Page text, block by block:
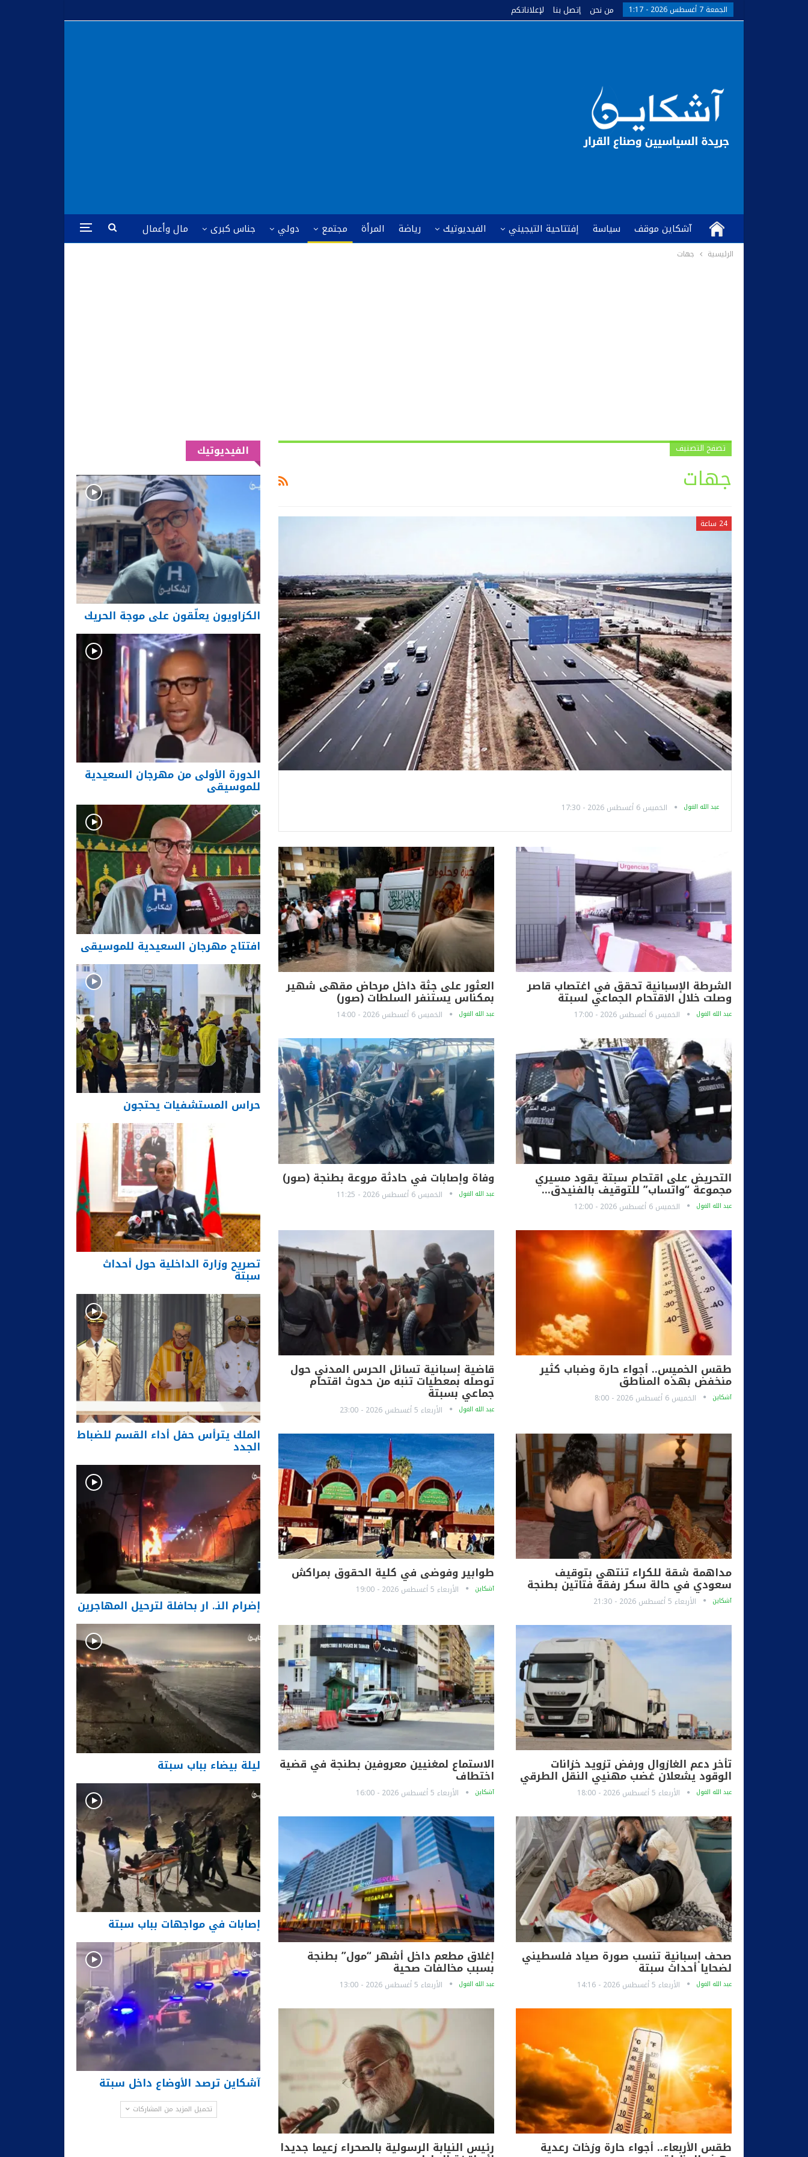
الجمعة 7 أغسطس 2026 - 1:17 من نحن إتصل بنا لإعلاناتكم
آشكاين موقف سياسة إفتتاحية التيجيني الفيديوتيك رياضة المرأة مجتمع دولي جناس كبرى
مال وأعمال
كُتّاب وآراء
الرئيسية جهات
تصفح التصنيف
جهات
24 ساعة
عبد الله الغول الخميس 6 أغسطس 2026 - 17:30
الشرطة الإسبانية تحقق في اغتصاب قاصر
وصلت خلال الاقتحام الجماعي لسبتة
عبد الله الغول الخميس 6 أغسطس 2026 - 17:00
العثور على جثة داخل مرحاض مقهى شهير
بمكناس يستنفر السلطات (صور)
عبد الله الغول الخميس 6 أغسطس 2026 - 14:00
التحريض على اقتحام سبتة يقود مسيري
مجموعة “واتساب” للتوقيف بالفنيدق…
عبد الله الغول الخميس 6 أغسطس 2026 - 12:00
وفاة وإصابات في حادثة مروعة بطنجة (صور)
عبد الله الغول الخميس 6 أغسطس 2026 - 11:25
طقس الخميس.. أجواء حارة وضباب كثير
منخفض بهذه المناطق
آشكاين الخميس 6 أغسطس 2026 - 8:00
قاضية إسبانية تسائل الحرس المدني حول
توصله بمعطيات تنبه من حدوث اقتحام
جماعي بسبتة
عبد الله الغول الأربعاء 5 أغسطس 2026 - 23:00
مداهمة شقة للكراء تنتهي بتوقيف
سعودي في حالة سكر رفقة فتاتين بطنجة
آشكاين الأربعاء 5 أغسطس 2026 - 21:30
طوابير وفوضى في كلية الحقوق بمراكش
آشكاين الأربعاء 5 أغسطس 2026 - 19:00
تأخر دعم الغازوال ورفض تزويد خزانات
الوقود يشعلان غضب مهنيي النقل الطرقي
عبد الله الغول الأربعاء 5 أغسطس 2026 - 18:00
الاستماع لمغنيين معروفين بطنجة في قضية
اختطاف
آشكاين الأربعاء 5 أغسطس 2026 - 16:00
صحف إسبانية تنسب صورة صياد فلسطيني
لضحايا أحداث سبتة
عبد الله الغول الأربعاء 5 أغسطس 2026 - 14:16
إغلاق مطعم داخل أشهر “مول” بطنجة
بسبب مخالفات صحية
عبد الله الغول الأربعاء 5 أغسطس 2026 - 13:00
طقس الأربعاء.. أجواء حارة وزخات رعدية رئيس النيابة الرسولية بالصحراء زعيما جديدا
الفيديوتيك
الكزاويون يعلّقون على موجة الحريك
الدورة الأولى من مهرجان السعيدية
للموسيقى
افتتاح مهرجان السعيدية للموسيقى
حراس المستشفيات يحتجون
تصريح وزارة الداخلية حول أحداث
سبتة
الملك يترأس حفل أداء القسم للضباط
الجدد
إضرام النـ. ار بحافلة لترحيل المهاجرين
ليلة بيضاء بباب سبتة
إصابات في مواجهات بباب سبتة
آشكاين ترصد الأوضاع داخل سبتة
تحميل المزيد من المشاركات